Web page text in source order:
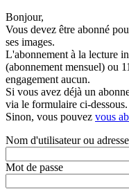
Bonjour,
Vous devez être abonné
ses images.
L'abonnement à la lecture
(abonnement mensuel) ou
engagement aucun.
Si vous avez déjà un
via le formulaire ci-dessous.
Sinon, vous pouvez vous
Nom d'utilisateur ou
Mot de passe